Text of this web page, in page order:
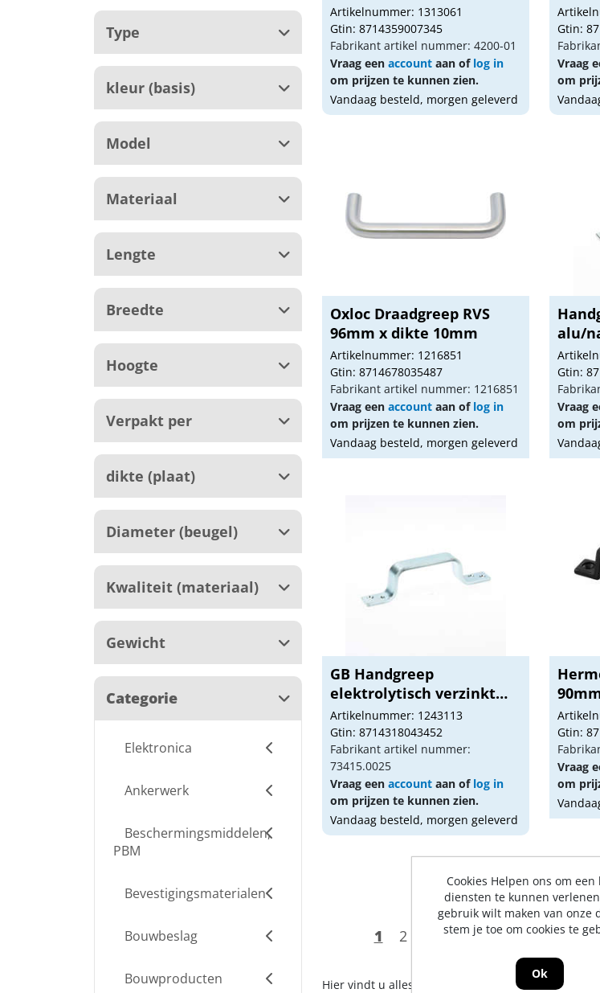
Type
kleur (basis)
Model
Materiaal
Lengte
Breedte
Hoogte
Verpakt per
dikte (plaat)
Diameter (beugel)
Kwaliteit (materiaal)
Gewicht
Categorie
Elektronica
Ankerwerk
Beschermingsmiddelen,
PBM
Bevestigingsmaterialen
Bouwbeslag
Bouwproducten
Artikelnummer: 1313061
Gtin: 8714359007345
Fabrikant artikel nummer: 4200-01
Vraag een accountaan of log in
om prijzen te kunnen zien.
Vandaag besteld, morgen geleverd
Gtin:
Vraag
om
Oxloc Draadgreep RVS
96mm x dikte 10mm
Artikelnummer: 1216851
Gtin: 8714678035487
Fabrikant artikel nummer: 1216851
Vraag een accountaan of log in
om prijzen te kunnen zien.
Vandaag besteld, morgen geleverd
alu/
Gtin:
Vraag
om
GB Handgreep
elektrolytisch verzinkt
150...
Artikelnummer: 1243113
Gtin: 8714318043452
Fabrikant artikel nummer:
73415.0025
Vraag een accountaan of log in
om prijzen te kunnen zien.
Vandaag besteld, morgen geleverd
zwa...
Gtin:
Vraag
om
1 2 4 5
Hier vindt u alles op het gebied van
Cookies Helpen ons om een
diensten te kunnen
gebruik wilt maken van onze
stem je toe om cookies te
Ok